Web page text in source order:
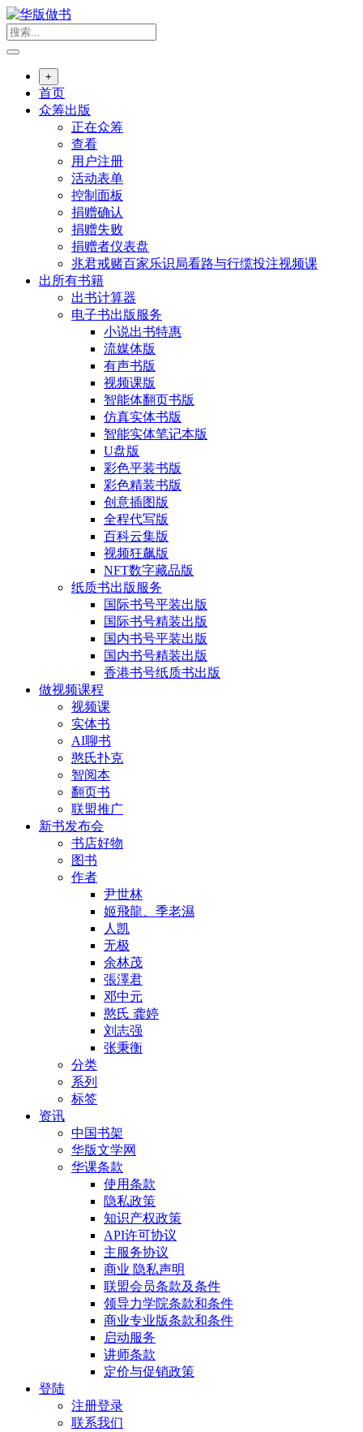
跳
转
到
+
首页
众筹出版
正在众筹
查看
用户注册
活动表单
控制面板
捐赠确认
捐赠失败
捐赠者仪表盘
兆君戒赌百家乐识局看路与行缆投注视频课
出所有书籍
出书计算器
电子书出版服务
小说出书特惠
流媒体版
有声书版
视频课版
智能体翻页书版
仿真实体书版
智能实体笔记本版
U盘版
彩色平装书版
彩色精装书版
创意插图版
全程代写版
百科云集版
视频狂飙版
NFT数字藏品版
纸质书出版服务
国际书号平装出版
国际书号精装出版
国内书号平装出版
国内书号精装出版
香港书号纸质书出版
做视频课程
视频课
实体书
AI聊书
憨氏扑克
智阅本
翻页书
联盟推广
新书发布会
书店好物
图书
作者
尹世林
姬飛龍、季老濕
人凯
无极
余林茂
張澤君
邓中元
憨氏 龚婷
刘志强
张秉衡
分类
系列
标签
资讯
中国书架
华版文学网
华课条款
使用条款
隐私政策
知识产权政策
API许可协议
主服务协议
商业 隐私声明
联盟会员条款及条件
领导力学院条款和条件
商业专业版条款和条件
启动服务
讲师条款
定价与促销政策
登陆
注册登录
联系我们